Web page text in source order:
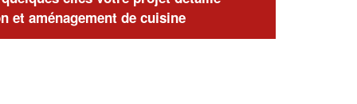
et aménagement de cuisine